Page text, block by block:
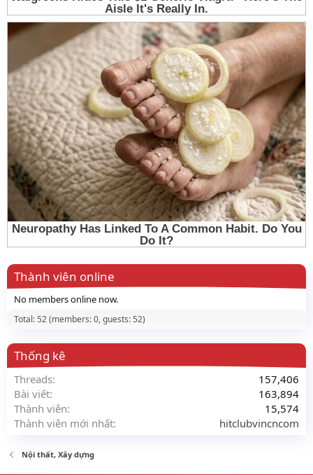
Thành viên online
No members online now.
Total: 52 (members: 0, guests: 52)
Thống kê
Threads
157,406
Bài viết
163,894
Thành viên
15,574
Thành viên mới nhất
hitclubvincncom
Nội thất, Xây dựng